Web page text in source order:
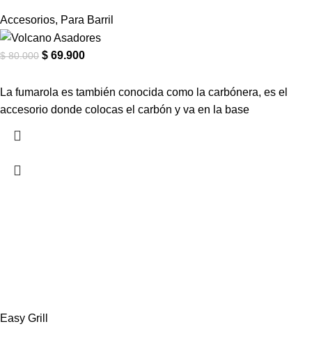
Accesorios, Para Barril
$80.000 $ 69.900
La fumarola es también conocida como la carbónera, es el
accesorio donde colocas el carbón y va en la base
Easy Grill